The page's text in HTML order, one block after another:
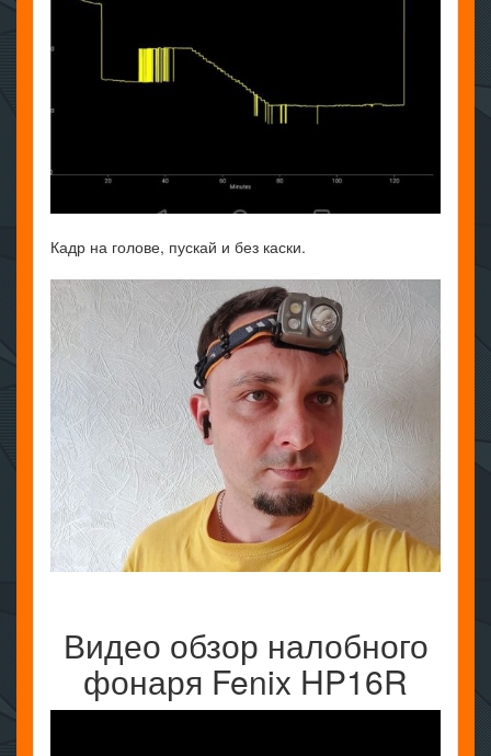
Кадр на голове, пускай и без каски.
Видео обзор налобного
фонаря Fenix HP16R